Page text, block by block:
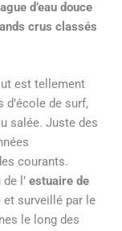
d’eau douce
crus classés
est tellement
d’école de surf,
salée. Juste des
courants.
l’ estuaire de
et surveillé par le
le long des